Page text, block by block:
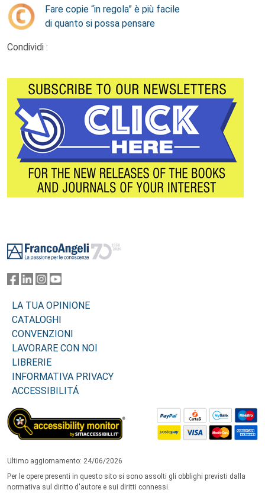
Fare copie “in regola” è più facile
di quanto si possa pensare
Condividi :
LA TUA OPINIONE
CATALOGHI
CONVENZIONI
LAVORARE CON NOI
LIBRERIE
INFORMATIVA PRIVACY
ACCESSIBILITÁ
Ultimo aggiornamento: 24/06/2026
Per le opere presenti in questo sito si sono assolti gli obblighi previsti dalla
normativa sul diritto d'autore e sui diritti connessi.